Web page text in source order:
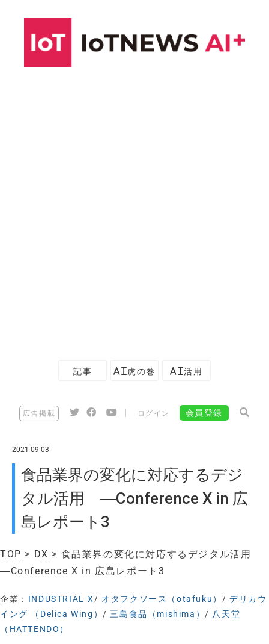
記事 AI虎の巻 AI活用
広告掲載 ログイン 会員登録
2021-09-03
食品業界の変化に対応するデジ
タル活用 ―Conference X in 広
島レポート3
TOP > DX > 食品業界の変化に対応するデジタル活用
―Conference X in 広島レポート3
企業： INDUSTRIAL-X/ オタフクソース（otafuku） /デリカウ
イング （Delica Wing）/三島食品（mishima）/ 八天堂
（HATTENDO）